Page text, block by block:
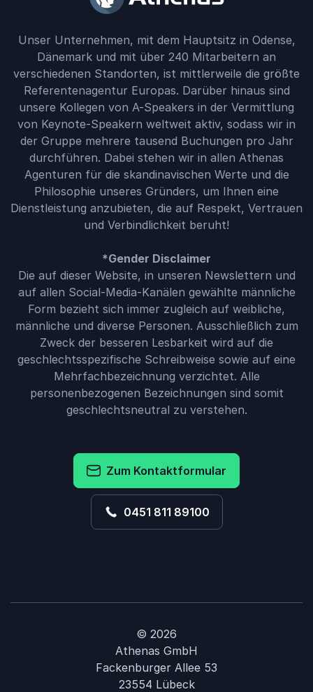
Unser Unternehmen, mit dem Hauptsitz in Odense,
Dänemark und mit über 240 Mitarbeitern an
verschiedenen Standorten, ist mittlerweile die größte
Referentenagentur Europas. Darüber hinaus sind
unsere Kollegen von A-Speakers in der Vermittlung
von Keynote-Speakern weltweit aktiv, sodass wir in
der Gruppe mehrere tausend Buchungen pro Jahr
durchführen. Dabei stehen wir in allen Athenas
Agenturen für die skandinavischen Werte und die
Philosophie unseres Gründers, um Ihnen eine
Dienstleistung anzubieten, die auf Respekt, Vertrauen
und Verbindlichkeit beruht!
*Gender Disclaimer
Die auf dieser Website, in unseren Newslettern und
auf allen Social-Media-Kanälen gewählte männliche
Form bezieht sich immer zugleich auf weibliche,
männliche und diverse Personen. Ausschließlich zum
Zweck der besseren Lesbarkeit wird auf die
geschlechtsspezifische Schreibweise sowie auf eine
Mehrfachbezeichnung verzichtet. Alle
personenbezogenen Bezeichnungen sind somit
geschlechtsneutral zu verstehen.
Zum Kontaktformular
0451 811 89100
© 2026
Athenas GmbH
Fackenburger Allee 53
23554 Lübeck